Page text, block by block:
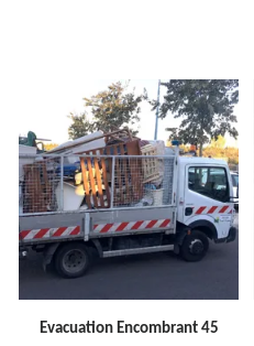
Evacuation Encombrant 45